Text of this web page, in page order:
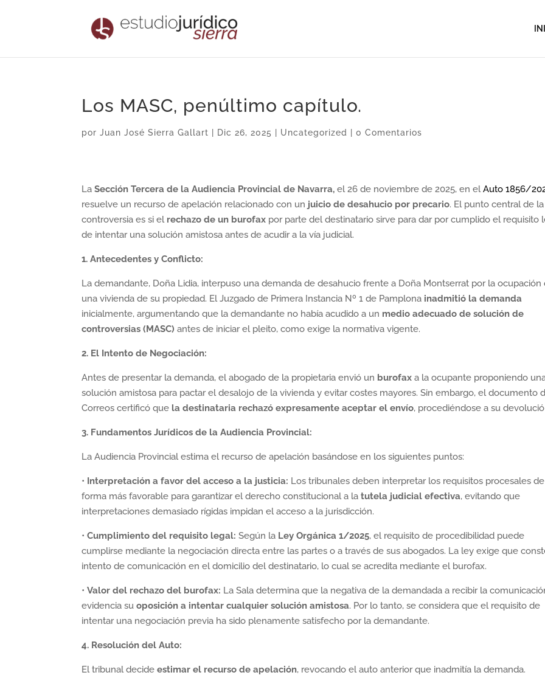
Los MASC, penúltimo capítulo.
porJuan José Sierra Gallart Dic 26, 2025 Uncategorized |0 Comentarios
LaSección Tercera de la Audiencia Provincial de Navarra, el 26 de noviembre de 2025, en elAuto 1856/
resuelve un recurso de apelación relacionado con un juicio de desahucio por precario. El punto central de la
controversia es si el rechazo de un burofax por parte del destinatario sirve para dar por cumplido el requisito
de intentar una solución amistosa antes de acudir a la vía judicial.
1. Antecedentes y Conflicto:
La demandante, Doña Lidia, interpuso una demanda de desahucio frente a Doña Montserrat por la ocupación
una vivienda de su propiedad. El Juzgado de Primera Instancia Nº 1 de Pamplona inadmitió la demanda
inicialmente, argumentando que la demandante no había acudido a un medio adecuado de solución de
controversias (MASC) antes de iniciar el pleito, como exige la normativa vigente.
2. El Intento de Negociación:
Antes de presentar la demanda, el abogado de la propietaria envió un burofax a la ocupante proponiendo
solución amistosa para pactar el desalojo de la vivienda y evitar costes mayores. Sin embargo, el documento
Correos certificó que la destinataria rechazó expresamente aceptar el envío, procediéndose a su
3. Fundamentos Jurídicos de la Audiencia Provincial:
La Audiencia Provincial estima el recurso de apelación basándose en los siguientes puntos:
• Interpretación a favor del acceso a la justicia: Los tribunales deben interpretar los requisitos procesales
forma más favorable para garantizar el derecho constitucional a latutela judicial efectiva, evitando que
interpretaciones demasiado rígidas impidan el acceso a la jurisdicción.
•Cumplimiento del requisito legal: Según la Ley Orgánica 1/2025, el requisito de procedibilidad puede
cumplirse mediante la negociación directa entre las partes o a través de sus abogados. La ley exige que
intento de comunicación en el domicilio del destinatario, lo cual se acredita mediante el burofax.
•Valor del rechazo del burofax: La Sala determina que la negativa de la demandada a recibir la
evidencia suoposición a intentar cualquier solución amistosa. Por lo tanto, se considera que el requisito de
intentar una negociación previa ha sido plenamente satisfecho por la demandante.
4. Resolución del Auto:
El tribunal decideestimar el recurso de apelación, revocando el auto anterior que inadmitía la demanda.